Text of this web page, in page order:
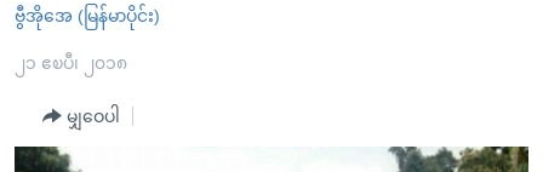
Link
များ
အကြောင်းအရာ
ကမ္ဘာ့သတင်းများ
နိုင်ငံတကာ
တရုတ်
ဗွီဒီယို
ရပ်ဝန်းတခု လမ်းတခု အလွန်
ဗွီအိုအေ (မြန်မာပိုင်း)
၂၁ ဧၿပီ၊ ၂၀၁၈
မျှဝေပါ